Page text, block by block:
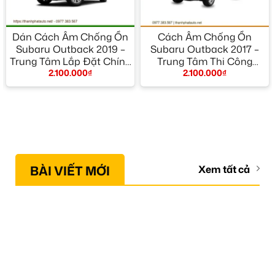
Dán Cách Âm Chống Ồn
Subaru Outback 2019 –
Trung Tâm Lắp Đặt Chính
Hãng TPHCM
2.100.000₫
Cách Âm Chống Ồn
Subaru Outback 2017 –
Trung Tâm Thi Công
Chính Hãng TPHCM
2.100.000₫
BÀI VIẾT MỚI Xem tất cả